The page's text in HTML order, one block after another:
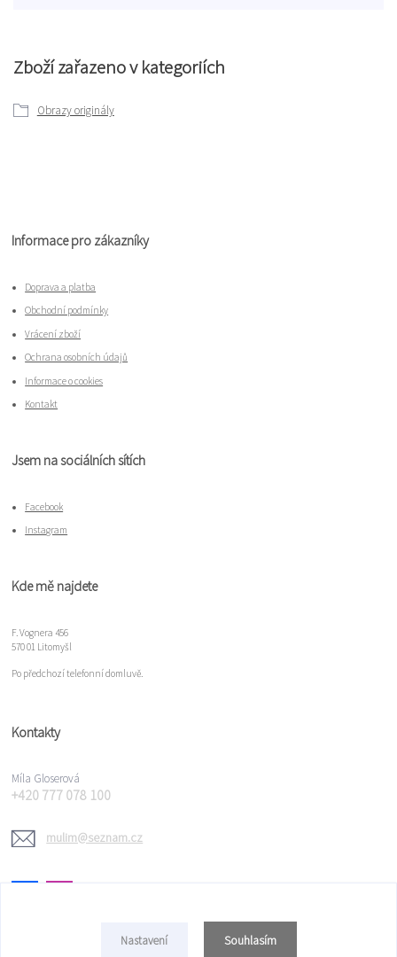
Zboží zařazeno v kategoriích
Obrazy originály
Informace pro zákazníky
Doprava a platba
Obchodní podmínky
Vrácení zboží
Ochrana osobních údajů
Informace o cookies
Kontakt
Jsem na sociálních sítích
Facebook
Instagram
Kde mě najdete
F. Vognera 456
570 01 Litomyšl
Po předchozí telefonní domluvě.
Kontakty
Míla Gloserová
+420 777 078 100
mulim@seznam.cz
Nastavení Souhlasím